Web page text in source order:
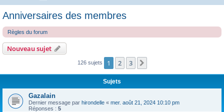
Anniversaires des membres
Règles du forum
Nouveau sujet
126 sujets 1 2 3
Sujets
Gazalain
Dernier message par hirondelle « mer. août 21, 2024 10:10 pm
Réponses : 5